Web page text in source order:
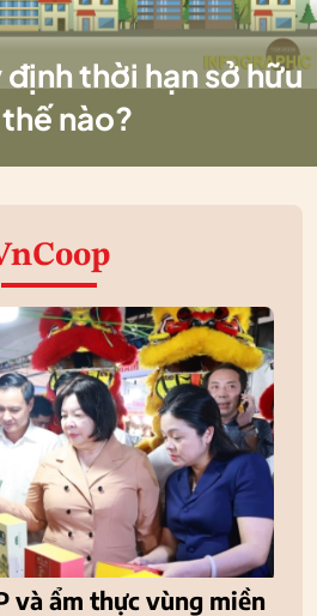
thời hạn sở hữu
nào?
và ẩm thực vùng miền